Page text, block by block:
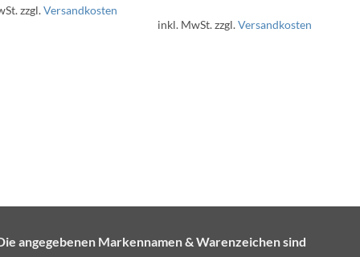
zzgl.Versandkosten
inkl. MwSt.zzgl.Versandkosten
angegebenen Markennamen & Warenzeichen sind